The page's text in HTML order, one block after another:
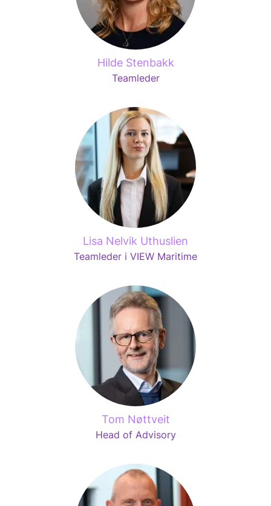
Hilde Stenbakk
Teamleder
Lisa Nelvik Uthuslien
Teamleder i VIEW Maritime
Tom Nøttveit
Head of Advisory